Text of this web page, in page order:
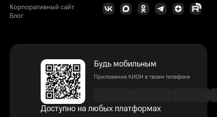
Корпоративный сайт
Блог
Будь мобильным
Приложение КИОН в твоем телефоне
Доступно на любых платформах